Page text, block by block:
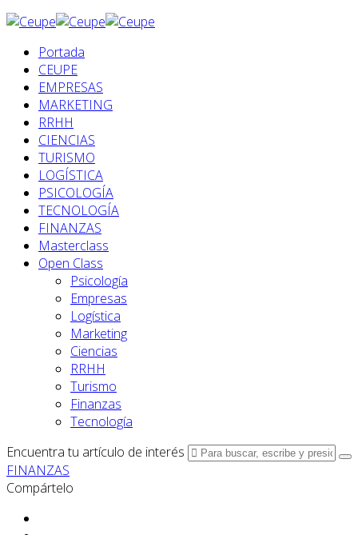
Portada
CEUPE
EMPRESAS
MARKETING
RRHH
CIENCIAS
TURISMO
LOGÍSTICA
PSICOLOGÍA
TECNOLOGÍA
FINANZAS
Masterclass
Open Class
Psicología
Empresas
Logística
Marketing
Ciencias
RRHH
Turismo
Finanzas
Tecnología
Encuentra tu artículo de interés
FINANZAS
Compártelo